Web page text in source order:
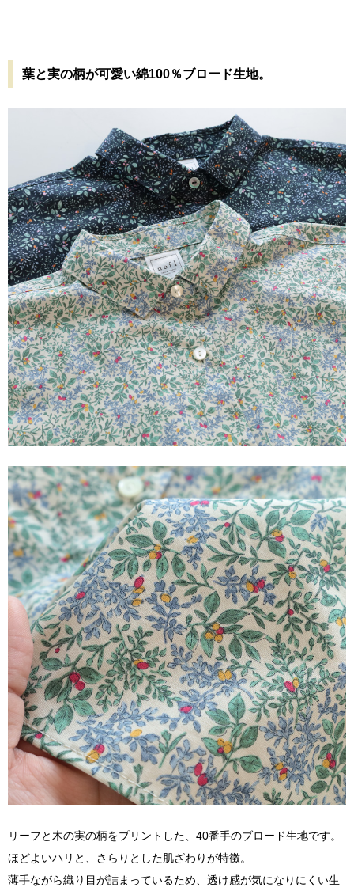
葉と実の柄が可愛い綿100％ブロード生地。
リーフと木の実の柄をプリントした、40番手のブロード生地です。
ほどよいハリと、さらりとした肌ざわりが特徴。
薄手ながら織り目が詰まっているため、透け感が気になりにくい生